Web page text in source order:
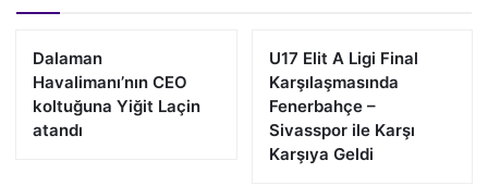
Dalaman
Havalimanı’nın CEO
koltuğuna Yiğit Laçin
atandı
U17 Elit A Ligi Final
Karşılaşmasında
Fenerbahçe –
Sivasspor ile Karşı
Karşıya Geldi